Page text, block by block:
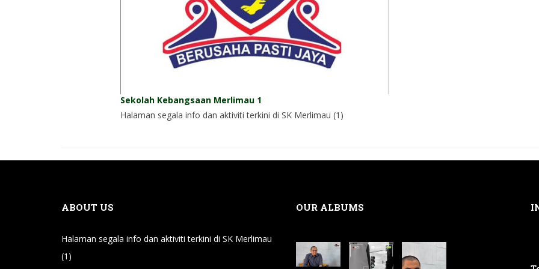
Sekolah Kebangsaan Merlimau 1
Halaman segala info dan aktiviti terkini di SK Merlimau (1)
ABOUT US
Halaman segala info dan aktiviti terkini di SK Merlimau
(1)
OUR ALBUMS